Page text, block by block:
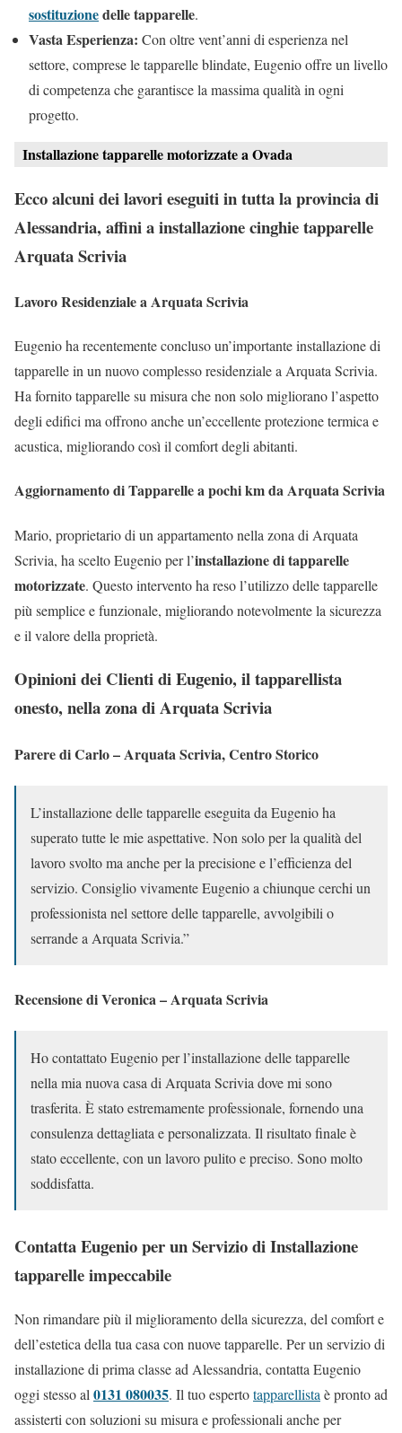
sostituzionedelle tapparelle.
Vasta Esperienza: Con oltre vent’anni di esperienza nel
settore, comprese le tapparelle blindate, Eugenio offre un livello
di competenza che garantisce la massima qualità in ogni
progetto.
Installazione tapparelle motorizzate a Ovada
Ecco alcuni dei lavori eseguiti in tutta la provincia di
Alessandria, affini a installazione cinghie tapparelle
Arquata Scrivia
Lavoro Residenziale a Arquata Scrivia
Eugenio ha recentemente concluso un’importante installazione di
tapparelle in un nuovo complesso residenziale a Arquata Scrivia.
Ha fornito tapparelle su misura che non solo migliorano l’aspetto
degli edifici ma offrono anche un’eccellente protezione termica e
acustica, migliorando così il comfort degli abitanti.
Aggiornamento di Tapparelle a pochi km da Arquata Scrivia
Mario, proprietario di un appartamento nella zona di Arquata
Scrivia, ha scelto Eugenio per l’installazione di tapparelle
motorizzate. Questo intervento ha reso l’utilizzo delle tapparelle
più semplice e funzionale, migliorando notevolmente la sicurezza
e il valore della proprietà.
Opinioni dei Clienti di Eugenio, il tapparellista
onesto, nella zona di Arquata Scrivia
Parere di Carlo – Arquata Scrivia, Centro Storico
L’installazione delle tapparelle eseguita da Eugenio ha
superato tutte le mie aspettative. Non solo per la qualità del
lavoro svolto ma anche per la precisione e l’efficienza del
servizio. Consiglio vivamente Eugenio a chiunque cerchi un
professionista nel settore delle tapparelle, avvolgibili o
serrande a Arquata Scrivia.”
Recensione di Veronica – Arquata Scrivia
Ho contattato Eugenio per l’installazione delle tapparelle
nella mia nuova casa di Arquata Scrivia dove mi sono
trasferita. È stato estremamente professionale, fornendo una
consulenza dettagliata e personalizzata. Il risultato finale è
stato eccellente, con un lavoro pulito e preciso. Sono molto
soddisfatta.
Contatta Eugenio per un Servizio di Installazione
tapparelle impeccabile
Non rimandare più il miglioramento della sicurezza, del comfort e
dell’estetica della tua casa con nuove tapparelle. Per un servizio di
installazione di prima classe ad Alessandria, contatta Eugenio
oggi stesso al 0131 080035. Il tuo espertotapparellista è pronto ad
assisterti con soluzioni su misura e professionali anche per